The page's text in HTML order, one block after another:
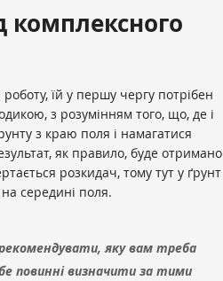
комплексного
їй у першу чергу потрібен
з розумінням того, що, де і
з краю поля і намагатися
як правило, буде отримано
розкидач, тому тут у ґрунт
середині поля.
яку вам треба
повинні визначити за тими